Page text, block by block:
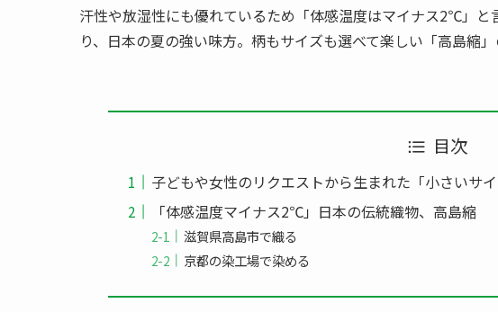
汗性や放湿性にも優れているため「体感温度はマイナス2℃」と
り、日本の夏の強い味方。柄もサイズも選べて楽しい「高島縮」
目次
子どもや女性のリクエストから生まれた「小さいサイ
「体感温度マイナス2℃」日本の伝統織物、高島縮
滋賀県高島市で織る
京都の染工場で染める